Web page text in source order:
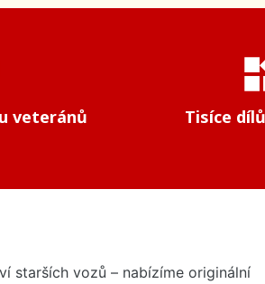
veteránů Tisíce
starších vozů – nabízíme originální